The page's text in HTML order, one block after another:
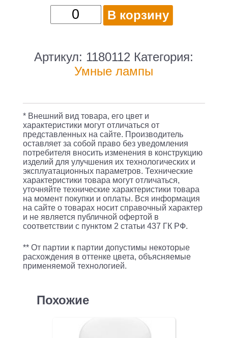
Количество
товара
лампа
Gauss
Home
E27
10Вт
1055lm
Wi-
Fi
(упак.:1шт)
(1180112)
В корзину
Артикул: 1180112 Категория:
Умные лампы
* Внешний вид товара, его цвет и
характеристики могут отличаться от
представленных на сайте. Производитель
оставляет за собой право без уведомления
потребителя вносить изменения в конструкцию
изделий для улучшения их технологических и
эксплуатационных параметров. Технические
характеристики товара могут отличаться,
уточняйте технические характеристики товара
на момент покупки и оплаты. Вся информация
на сайте о товарах носит справочный характер
и не является публичной офертой в
соответствии с пунктом 2 статьи 437 ГК РФ.
** От партии к партии допустимы некоторые
расхождения в оттенке цвета, объясняемые
применяемой технологией.
Похожие